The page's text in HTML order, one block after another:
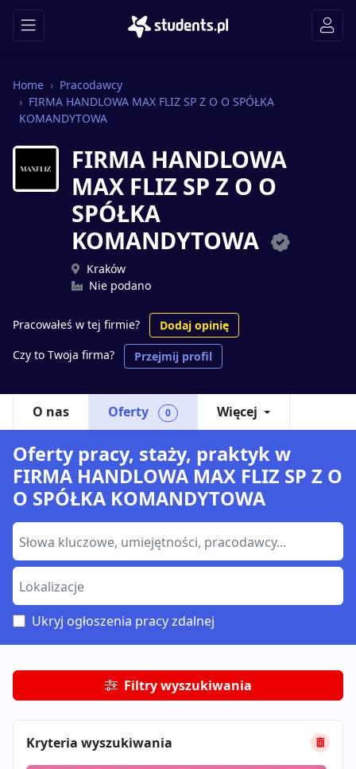
Home
Pracodawcy
FIRMA HANDLOWA MAX FLIZ SP Z O O SPÓŁKA
KOMANDYTOWA
FIRMA HANDLOWA
MAX FLIZ SP Z O O
SPÓŁKA
KOMANDYTOWA
Kraków
Nie podano
Pracowałeś w tej firmie?
Dodaj opinię
Czy to Twoja firma?
Przejmij profil
O nas Oferty 0 Więcej
Oferty pracy, staży, praktyk w
FIRMA HANDLOWA MAX FLIZ SP Z O
O SPÓŁKA KOMANDYTOWA
Ukryj ogłoszenia pracy zdalnej
Filtry wyszukiwania
Kryteria wyszukiwania